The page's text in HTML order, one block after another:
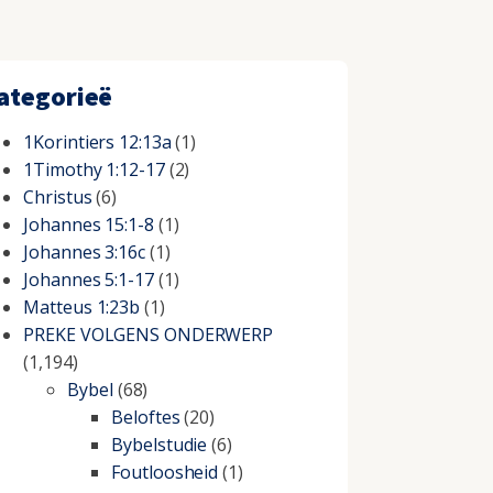
1Korintiers 12:13a(1)
1Timothy 1:12-17(2)
Christus(6)
Johannes 15:1-8 (1)
Johannes 3:16c(1)
Johannes 5:1-17(1)
Matteus 1:23b (1)
PREKE VOLGENS ONDERWERP
(1,194)
Bybel (68)
Beloftes(20)
Bybelstudie (6)
Foutloosheid (1)